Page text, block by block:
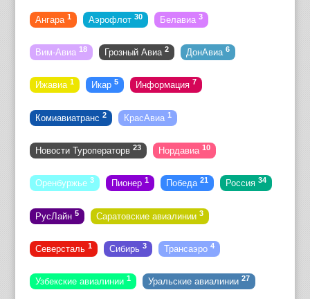
Ангара 1 Аэрофлот 30 Белавиа 3
Вим-Авиа 18 Грозный Авиа 2 ДонАвиа 6
Ижавиа 1 Икар 5 Информация 7
Комиавиатранс 2 КрасАвиа 1
Новости Туроператорв 23 Нордавиа 10
Оренбуржье 3 Пионер 1 Победа 21 Россия 34
РусЛайн 5 Саратовские авиалинии 3
Северсталь 1 Сибирь 3 Трансаэро 4
Узбекские авиалинии 1 Уральские авиалинии 27